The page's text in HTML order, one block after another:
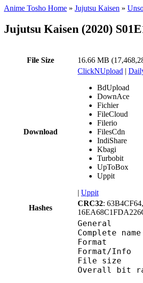
Anime Tosho Home » Jujutsu Kaisen »
Jujutsu Kaisen (2020)
File Size 16.66 MB
Download
ClickNUpload |
BdUpload
DownAce
Fichier
FileCloud
Filerio
FilesCdn
IndiShare
Kbagi
Turbobit
UpToBox
Uppit
| Uppit
Hashes
CRC32: 63B4CF64,
General
Format/
File
Overall